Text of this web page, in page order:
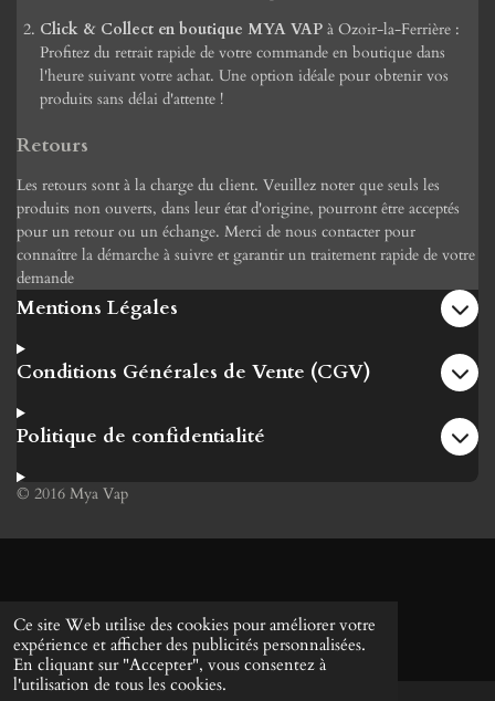
Ce site Web utilise des cookies pour améliorer votre
expérience et afficher des publicités personnalisées.
En cliquant sur "Accepter", vous consentez à
l'utilisation de tous les cookies.
Click & Collect en boutique MYA VAP à Ozoir-la-Ferrière :
Profitez du retrait rapide de votre commande en boutique dans
l'heure suivant votre achat. Une option idéale pour obtenir vos
produits sans délai d'attente !
Retours
Les retours sont à la charge du client. Veuillez noter que seuls les
produits non ouverts, dans leur état d'origine, pourront être acceptés
pour un retour ou un échange. Merci de nous contacter pour
connaître la démarche à suivre et garantir un traitement rapide de votre
demande
Mentions Légales
Conditions Générales de Vente (CGV)
Politique de confidentialité
© 2016 Mya Vap